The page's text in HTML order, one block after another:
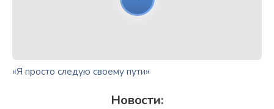
«Я просто следую своему пути»
Новости: